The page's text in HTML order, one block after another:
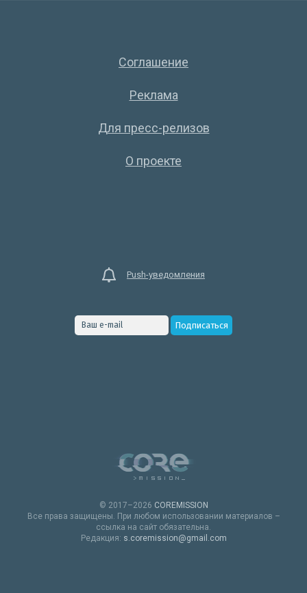
Соглашение
Реклама
Для пресс-релизов
О проекте
Push-уведомления
© 2017–2026 COREMISSION
Все права защищены. При любом использовании материалов –
ссылка на сайт обязательна.
Редакция: s.coremission@gmail.com